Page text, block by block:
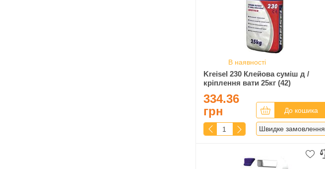
В наявності
Kreisel 230 Клейова суміш д /
кріплення вати 25кг (42)
334.36
грн
До кошика
Швидке замовлення